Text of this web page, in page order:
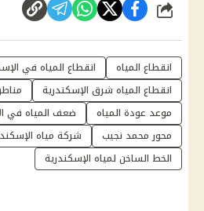
شارك
انقطاع المياه
انقطاع المياه في
انقطاع المياه شرق الإسكندرية
موعد عودة المياه
ضعف المياه في
محور محمد نجيب
شركة مياه
الخط الساخن لمياه الإسكندرية